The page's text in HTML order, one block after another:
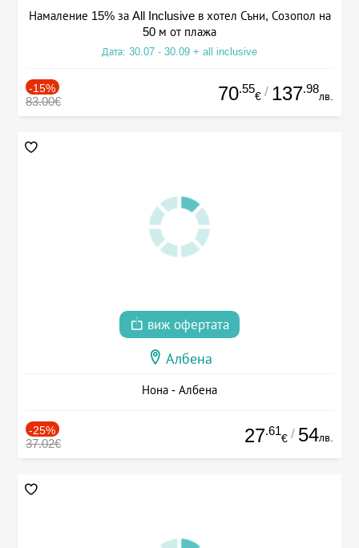
Намаление 15% за All Inclusive в хотел Съни, Созопол на
50 м от плажа
Дата: 30.07 - 30.09 + all inclusive
-15%
83.00€ 70.55
€ / 137.98
лв.
виж офертата
Албена
Нона - Албена
-25%
37.02€ 27.61
€ / 54лв.